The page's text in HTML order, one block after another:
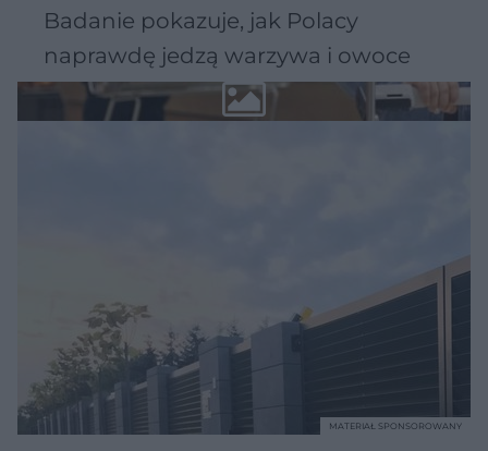
Badanie pokazuje, jak Polacy
naprawdę jedzą warzywa i owoce
MATERIAŁ SPONSOROWANY